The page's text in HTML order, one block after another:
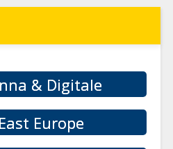
& Digitale
Europe